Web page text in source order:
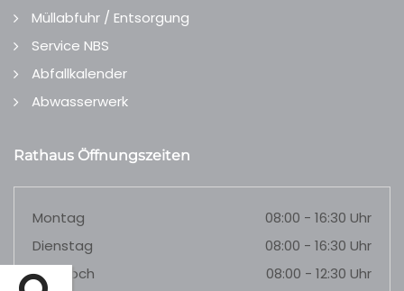
Müllabfuhr / Entsorgung
Service NBS
Abfallkalender
Abwasserwerk
Rathaus Öffnungszeiten
Montag
08:00 - 16:30 Uhr
Dienstag
08:00 - 16:30 Uhr
Mittwoch
08:00 - 12:30 Uhr